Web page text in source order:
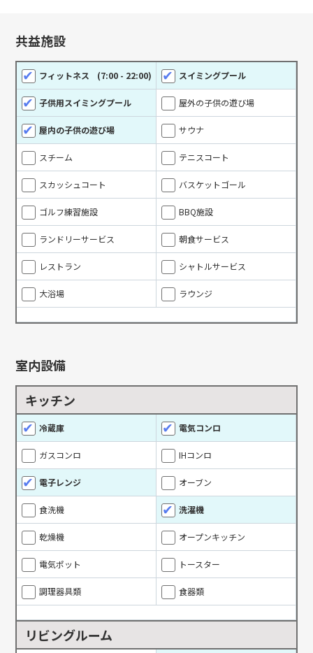
共益施設
フィットネス (7:00 - 22:00) スイミングプール
子供用スイミングプール 屋外の子供の遊び場
屋内の子供の遊び場 サウナ
スチーム テニスコート
スカッシュコート バスケットゴール
ゴルフ練習施設 BBQ施設
ランドリーサービス 朝食サービス
レストラン シャトルサービス
大浴場 ラウンジ
室内設備
キッチン
冷蔵庫 電気コンロ
ガスコンロ IHコンロ
電子レンジ オーブン
食洗機 洗濯機
乾燥機 オープンキッチン
電気ポット トースター
調理器具類 食器類
リビングルーム